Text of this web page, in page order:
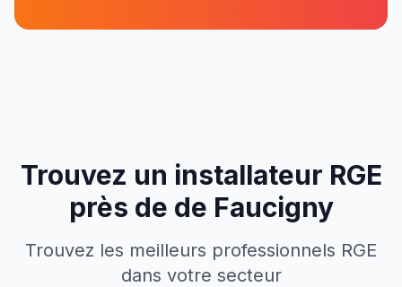
Trouvez un installateur RGE
près de de Faucigny
Trouvez les meilleurs professionnels RGE
dans votre secteur